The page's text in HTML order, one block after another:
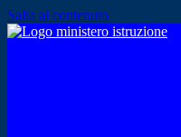
Salta al contenuto